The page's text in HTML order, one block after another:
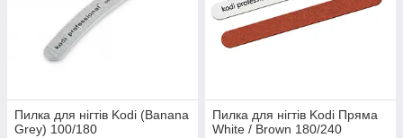
Пилка для нігтів Kodi (Banana
Grey) 100/180
Пилка для нігтів Kodi Пряма
White / Brown 180/240